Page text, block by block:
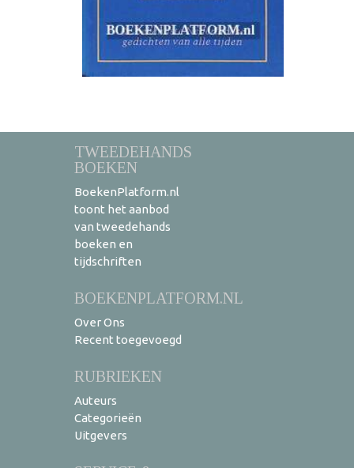
TWEEDEHANDS
BOEKEN
BoekenPlatform.nl
toont het aanbod
van tweedehands
boeken en
tijdschriften
BOEKENPLATFORM.NL
Over Ons
Recent toegevoegd
RUBRIEKEN
Auteurs
Categorieën
Uitgevers